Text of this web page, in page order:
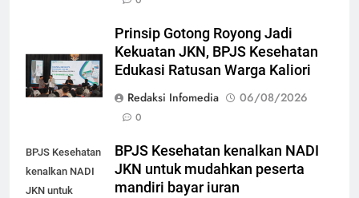
Prinsip Gotong Royong Jadi
Kekuatan JKN, BPJS Kesehatan
Edukasi Ratusan Warga Kaliori
Redaksi Infomedia
06/08/2026
0
BPJS Kesehatan
kenalkan NADI
JKN untuk
BPJS Kesehatan kenalkan NADI
JKN untuk mudahkan peserta
mandiri bayar iuran